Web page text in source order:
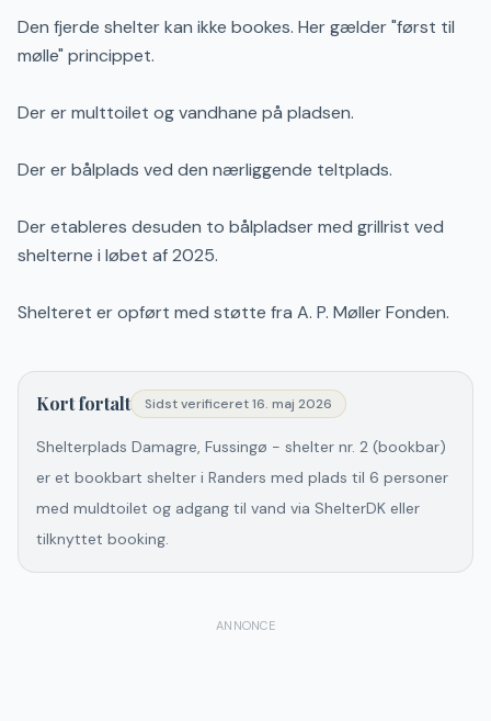
Den fjerde shelter kan ikke bookes. Her gælder "først til
mølle" princippet.
Der er multtoilet og vandhane på pladsen.
Der er bålplads ved den nærliggende teltplads.
Der etableres desuden to bålpladser med grillrist ved
shelterne i løbet af 2025.
Shelteret er opført med støtte fra A. P. Møller Fonden.
Kort fortalt Sidst verificeret16. maj 2026
Shelterplads Damagre, Fussingø - shelter nr. 2 (bookbar)
er et bookbart shelter i Randers med plads til 6 personer
med muldtoilet og adgang til vand via ShelterDK eller
tilknyttet booking.
ANNONCE